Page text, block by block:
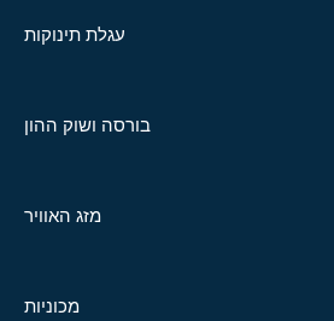
עגלת תינוקות
בורסה ושוק ההון
מזג האוויר
מכוניות